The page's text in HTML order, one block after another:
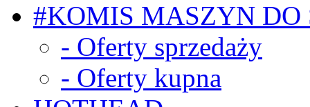
#KOMIS MASZYN DO
- Oferty sprzedaży
- Oferty kupna